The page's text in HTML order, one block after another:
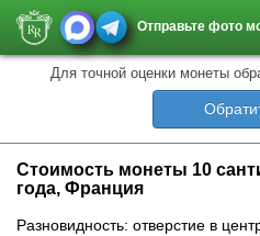
Отправьте фото
Для точной оценки монеты
Стоимость монеты 10
года, Франция
Разновидность: отверстие в